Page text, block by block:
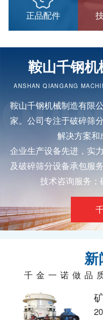
正品配件
鞍山千钢
ANSHAN QIANGANG
鞍山千钢机械制造有限
家。公司专注于破碎筛
解决方案和
企业生产设备先进，实
及破碎筛分设备承包服
技术咨询服务；
新
千金一诺做品